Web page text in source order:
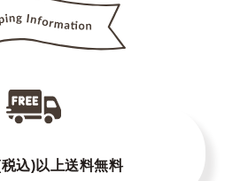
込)以上送料無料